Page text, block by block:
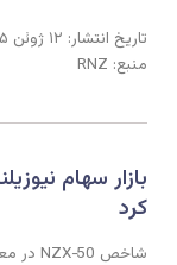
تاریخ انتشار: ۱۲ ژوئن ۲۰۲۵
منبع: RNZ
بازار سهام
کرد